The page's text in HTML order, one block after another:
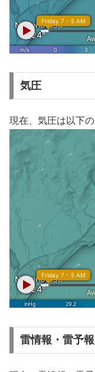
気圧
現在、気圧は以下の
雷情報・雷予報